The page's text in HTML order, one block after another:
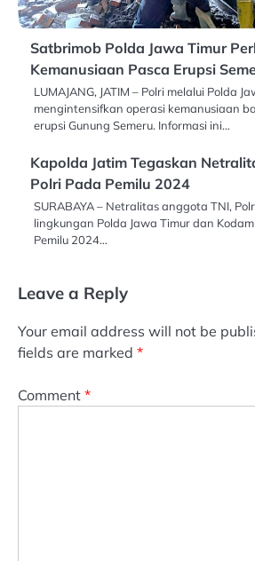
Satbrimob Polda Jawa Timur
Kemanusiaan Pasca Erupsi
LUMAJANG, JATIM – Polri melalui Polda
mengintensifkan operasi kemanusiaan
erupsi Gunung Semeru. Informasi ini…
Kapolda Jatim Tegaskan
Polri Pada Pemilu 2024
SURABAYA – Netralitas anggota TNI,
lingkungan Polda Jawa Timur dan
Pemilu 2024…
Leave a Reply
Your email address will not be
fields are marked *
Comment *